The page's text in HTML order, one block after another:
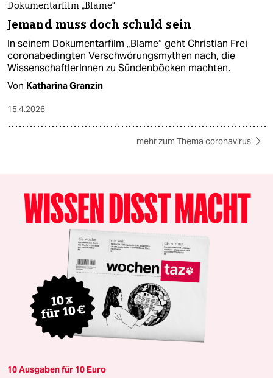
Dokumentarfilm „Blame“
Jemand muss doch schuld sein
In seinem Dokumentarfilm „Blame“ geht Christian Frei
coronabedingten Verschwörungsmythen nach, die
WissenschaftlerInnen zu Sündenböcken machten.
Von Katharina Granzin
15.4.2026
mehr zum Thema coronavirus
10 Ausgaben für 10 Euro